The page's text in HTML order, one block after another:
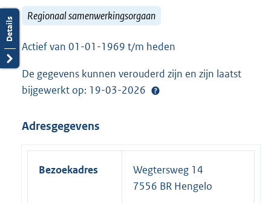
Regionaal samenwerkingsorgaan
Actief van 01-01-1969 t/m heden
De gegevens kunnen verouderd zijn en zijn laatst
bijgewerkt op: 19-03-2026
Adresgegevens
Bezoekadres
Wegtersweg 14
7556 BR Hengelo